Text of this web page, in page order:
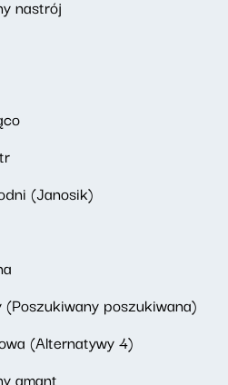
nastrój
(Janosik)
poszukiwana)
(Alternatywy 4)
amant